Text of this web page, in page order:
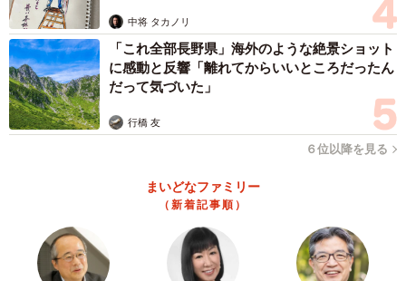
中将 タカノリ
「これ全部長野県」海外のような絶景ショット
に感動と反響「離れてからいいところだったん
だって気づいた」
行橋 友
６位以降を見る
まいどなファミリー
（新着記事順）